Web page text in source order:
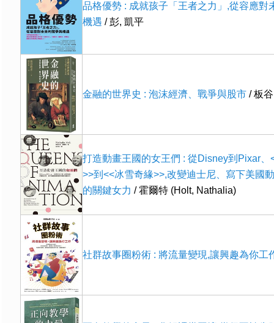
品格優勢 : 成就孩子「王者之力」,從容應對
機遇 / 彭, 凱平
金融的世界史 : 泡沫經濟、戰爭與股市 / 板
打造動畫王國的女王們 : 從Disney到Pixar、
>>到<<冰雪奇緣>>,改變迪士尼、寫下美國
的關鍵女力 / 霍爾特 (Holt, Nathalia)
社群故事圈粉術 : 將流量變現,讓興趣為你工